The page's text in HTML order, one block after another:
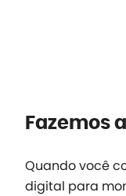
Fazemos
Quando você
digital para